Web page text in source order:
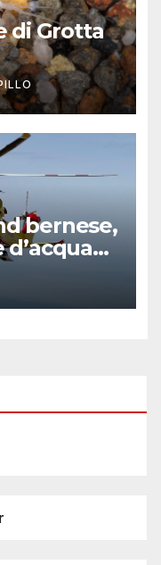
di Grotta
bernese,
d’acqua